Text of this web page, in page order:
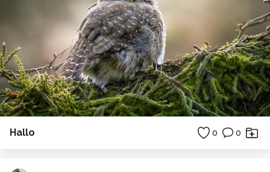
Hallo 0 0